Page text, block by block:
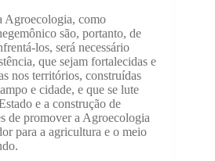
Agroecologia, como
são, portanto, de
los, será necessário
que sejam fortalecidas e
nos territórios, construídas
e cidade, e que se lute
e a construção de
de promover a Agroecologia
para a agricultura e o meio